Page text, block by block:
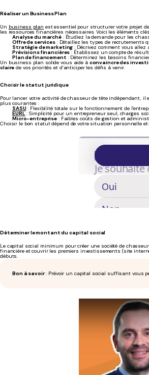
Réaliser un Business Plan
Un business plan est essentiel pour structurer votre projet
les ressources financières nécessaires. Voici les éléments
Analyse du marché: Étudiez la demande pour les
Offre de services: Détaillez les types de recrutements
Stratégie de marketing : Décrivez comment vous
Prévisions financières: Établissez un compte de
Plan de financement : Déterminez les besoins
Un business plan solide vous aide à convaincre des
claire de vos priorités et d’anticiper les défis à venir.
Choisir le statut juridique
Pour lancer votre activité de chasseur de tête indépendant, il
plus courantes :
SASU: Flexibilité totale sur le fonctionnement de
EURL: Simplicité pour un entrepreneur seul, charges
Micro-entreprise : Faibles coûts de gestion et
Choisir le bon statut dépend de votre situation personnelle
Déterminer le montant du capital social
Le capital social minimum pour créer une société de
financière et couvrir les premiers investissements (site
débuts.
Bon à savoir: Prévoir un capital social suffisant vous